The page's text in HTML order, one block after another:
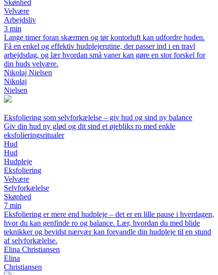
Skønhed
Velvære
Arbejdsliv
3 min
Lange timer foran skærmen og tør kontorluft kan udfordre huden.
Få en enkel og effektiv hudplejerutine, der passer ind i en travl
arbejdsdag, og lær hvordan små vaner kan gøre en stor forskel for
din huds velvære.
Nikolaj Nielsen
Nikolaj
Nielsen
Eksfoliering som selvforkælelse – giv hud og sind ny balance
Giv din hud ny glød og dit sind et øjebliks ro med enkle
eksfolieringsritualer
Hud
Hud
Hudpleje
Eksfoliering
Velvære
Selvforkælelse
Skønhed
7 min
Eksfoliering er mere end hudpleje – det er en lille pause i hverdagen,
hvor du kan genfinde ro og balance. Lær, hvordan du med blide
teknikker og bevidst nærvær kan forvandle din hudpleje til en stund
af selvforkælelse.
Elina Christiansen
Elina
Christiansen